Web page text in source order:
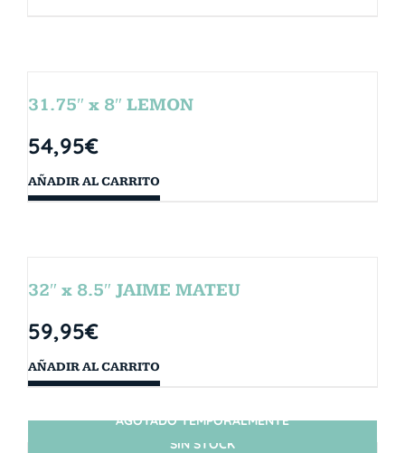
31.75″ x 8″ LEMON
54,95€
AÑADIR AL CARRITO
32″ x 8.5″ JAIME MATEU
59,95€
AÑADIR AL CARRITO
SIN STOCK
AGOTADO TEMPORALMENTE